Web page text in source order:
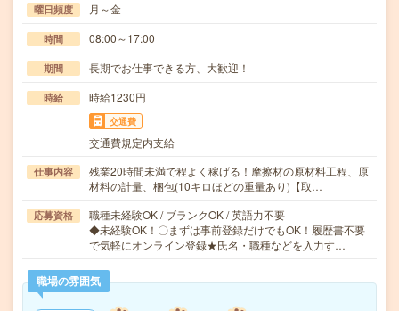
曜日頻度 月～金
時間 08:00～17:00
期間 長期でお仕事できる方、大歓迎！
時給 時給1230円
交通費
交通費規定内支給
仕事内容
残業20時間未満で程よく稼げる！摩擦材の原材料工程、原
材料の計量、梱包(10キロほどの重量あり)【取…
応募資格
職種未経験OK / ブランクOK / 英語力不要
◆未経験OK！〇まずは事前登録だけでもOK！履歴書不要
で気軽にオンライン登録★氏名・職種などを入力す…
職場の雰囲気